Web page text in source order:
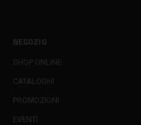
NEGOZIO
SHOP ONLINE
CATALOGHI
PROMOZIONI
EVENTI